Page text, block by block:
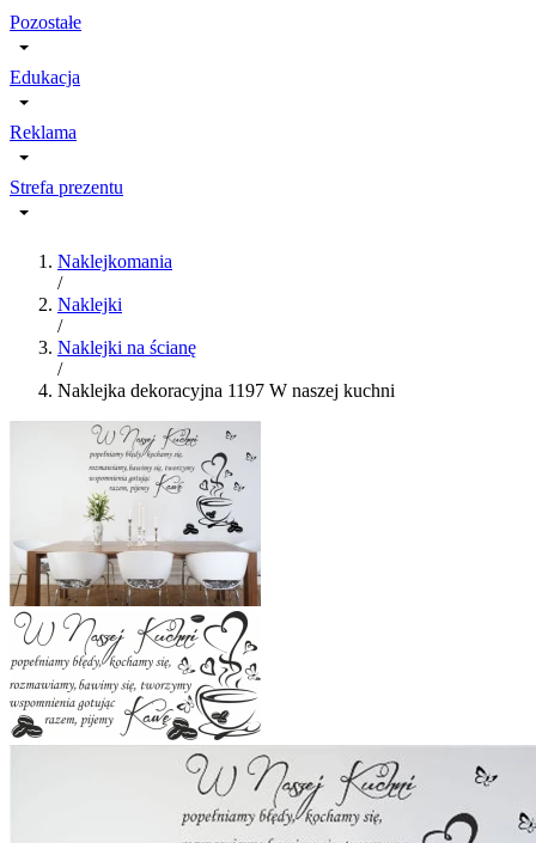
Pozostałe
Edukacja
Reklama
Strefa prezentu
Naklejkomania
/
Naklejki
/
Naklejki na ścianę
/
Naklejka dekoracyjna 1197 W naszej kuchni